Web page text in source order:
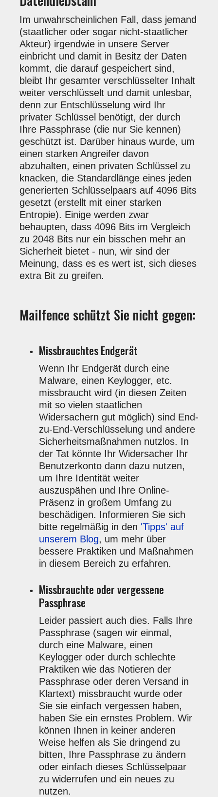
Im unwahrscheinlichen Fall, dass jemand
(staatlicher oder sogar nicht-staatlicher
Akteur) irgendwie in unsere Server
einbricht und damit in Besitz der Daten
kommt, die darauf gespeichert sind,
bleibt Ihr gesamter verschlüsselter Inhalt
weiter verschlüsselt und damit unlesbar,
denn zur Entschlüsselung wird Ihr
privater Schlüssel benötigt, der durch
Ihre Passphrase (die nur Sie kennen)
geschützt ist. Darüber hinaus wurde, um
einen starken Angreifer davon
abzuhalten, einen privaten Schlüssel zu
knacken, die Standardlänge eines jeden
generierten Schlüsselpaars auf 4096 Bits
gesetzt (erstellt mit einer starken
Entropie). Einige werden zwar
behaupten, dass 4096 Bits im Vergleich
zu 2048 Bits nur ein bisschen mehr an
Sicherheit bietet - nun, wir sind der
Meinung, dass es es wert ist, sich dieses
extra Bit zu greifen.
Mailfence schützt Sie nicht gegen:
Missbrauchtes Endgerät
Wenn Ihr Endgerät durch eine
Malware, einen Keylogger, etc.
missbraucht wird (in diesen Zeiten
mit so vielen staatlichen
Widersachern gut möglich) sind End-
zu-End-Verschlüsselung und andere
Sicherheitsmaßnahmen nutzlos. In
der Tat könnte Ihr Widersacher Ihr
Benutzerkonto dann dazu nutzen,
um Ihre Identität weiter
auszuspähen und Ihre Online-
Präsenz in großem Umfang zu
beschädigen. Informieren Sie sich
bitte regelmäßig in den 'Tipps' auf
unserem Blog , um mehr über
bessere Praktiken und Maßnahmen
in diesem Bereich zu erfahren.
Missbrauchte oder vergessene
Passphrase
Leider passiert auch dies. Falls Ihre
Passphrase (sagen wir einmal,
durch eine Malware, einen
Keylogger oder durch schlechte
Praktiken wie das Notieren der
Passphrase oder deren Versand in
Klartext) missbraucht wurde oder
Sie sie einfach vergessen haben,
haben Sie ein ernstes Problem. Wir
können Ihnen in keiner anderen
Weise helfen als Sie dringend zu
bitten, Ihre Passphrase zu ändern
oder einfach dieses Schlüsselpaar
zu widerrufen und ein neues zu
nutzen.